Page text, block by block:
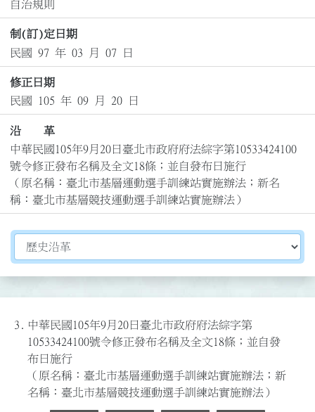
自治規則
制(訂)定日期
民國 97 年 03 月 07 日
修正日期
民國 105 年 09 月 20 日
沿 革
中華民國105年9月20日臺北市政府府法綜字第10533424100
號令修正發布名稱及全文18條；並自發布日施行
（原名稱：臺北市基層運動選手訓練站實施辦法；新名
稱：臺北市基層競技運動選手訓練站實施辦法）
切換選擇法規資訊內容
3.
中華民國105年9月20日臺北市政府府法綜字第
10533424100號令修正發布名稱及全文18條；並自發
布日施行
（原名稱：臺北市基層運動選手訓練站實施辦法；新
名稱：臺北市基層競技運動選手訓練站實施辦法）